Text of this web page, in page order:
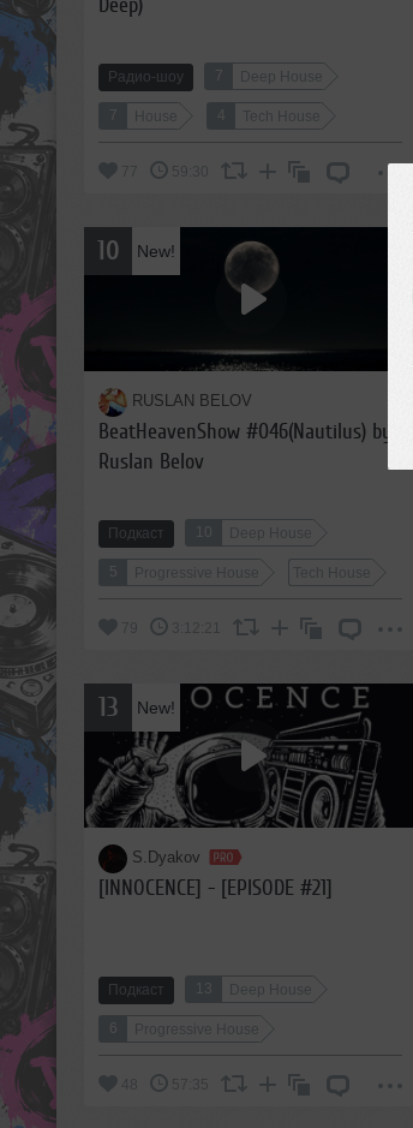
Deep)
Радио-шоу 7 Deep House
7 House 4 Tech House
77 59:30
10 New!
RUSLAN BELOV
BeatHeavenShow #046(Nautilus) by
Ruslan Belov
Подкаст 10 Deep House
5 Progressive House Tech House
79 3:12:21
13 New!
S.Dyakov
[INNOCENCE] - [EPISODE #21]
Подкаст 13 Deep House
6 Progressive House
57:35